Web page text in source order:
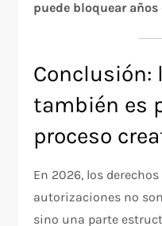
puede bloquear
Conclusión:
también es
proceso
En 2026, los
autorizaciones no
sino una parte